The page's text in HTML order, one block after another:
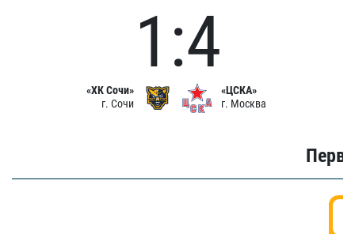
«ХК Сочи»
г. Сочи
1:4
«ЦСКА»
г. Москва